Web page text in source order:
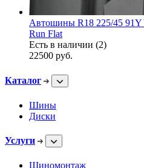
Автошины R18 225/45 91Y
Run Flat
Есть в наличии (2)
22500 руб.
Каталог
Шины
Диски
Услуги
Шиномонтаж